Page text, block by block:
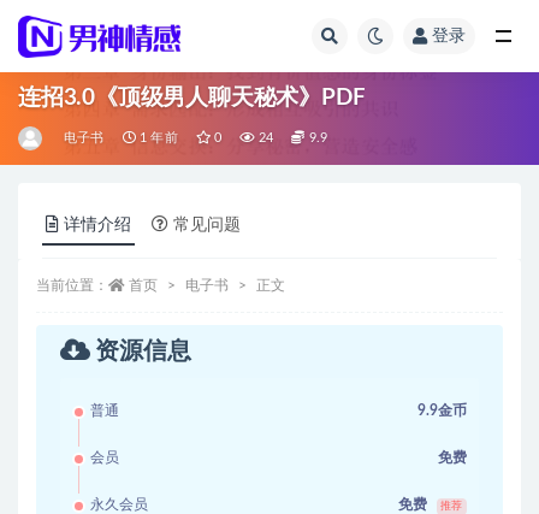
登录
连招3.0《顶级男人聊天秘术》PDF
电子书 1 年前 0 24 9.9
详情介绍 常见问题
当前位置： 首页 电子书 正文
资源信息
普通 9.9金币
会员 免费
永久会员 免费 推荐